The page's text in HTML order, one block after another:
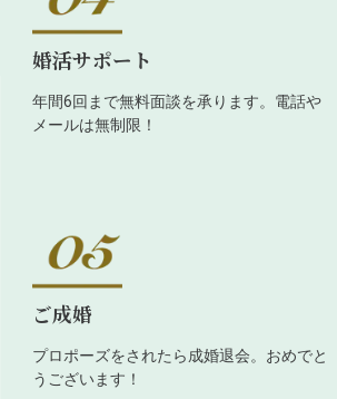
婚活サポート
年間6回まで無料面談を承ります。電話や
メールは無制限！
ご成婚
プロポーズをされたら成婚退会。おめでと
うございます！